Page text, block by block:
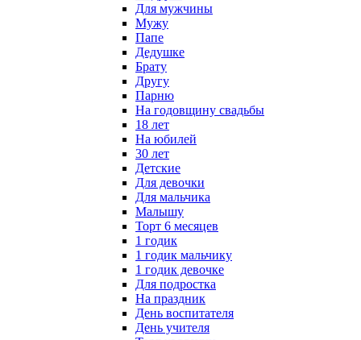
Для мужчины
Мужу
Папе
Дедушке
Брату
Другу
Парню
На годовщину свадьбы
18 лет
На юбилей
30 лет
Детские
Для девочки
Для мальчика
Малышу
Торт 6 месяцев
1 годик
1 годик мальчику
1 годик девочке
Для подростка
На праздник
День воспитателя
День учителя